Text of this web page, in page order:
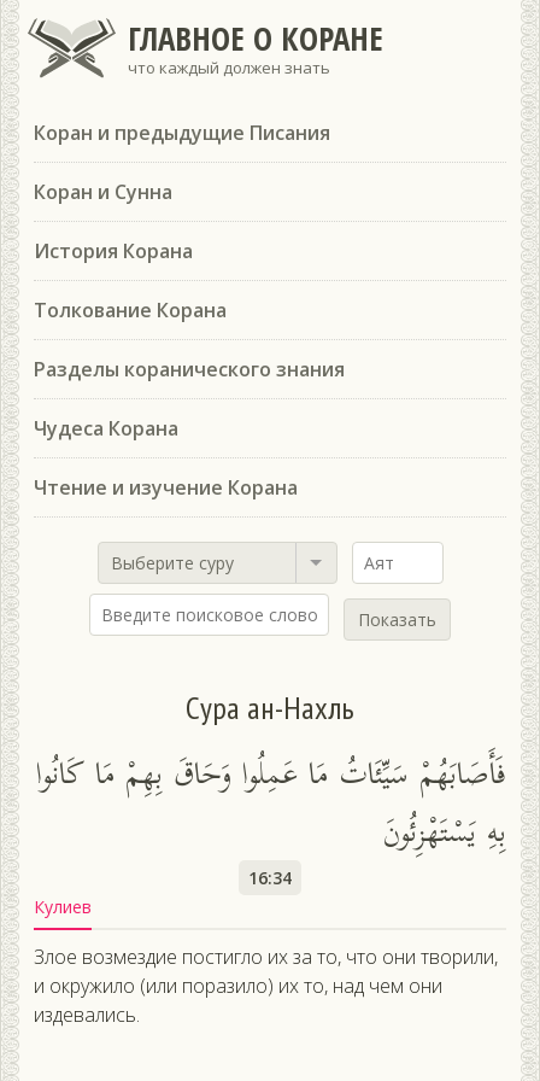
ГЛАВНОЕ О КОРАНЕ
что каждый должен знать
Коран и предыдущие Писания
Коран и Сунна
История Корана
Толкование Корана
Разделы коранического знания
Чудеса Корана
Чтение и изучение Корана
Выберите суру
Показать
Сура ан-Нахль
فَأَصَابَهُمْ سَيِّئَاتُ مَا عَمِلُوا وَحَاقَ بِهِمْ مَا كَانُوا
بِهِ يَسْتَهْزِئُونَ
16:34
Кулиев
Злое возмездие постигло их за то, что они творили,
и окружило (или поразило) их то, над чем они
издевались.